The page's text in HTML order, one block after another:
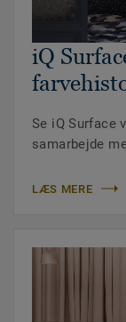
iQ
Se iQ Surface
samarbejde
LÆS MERE